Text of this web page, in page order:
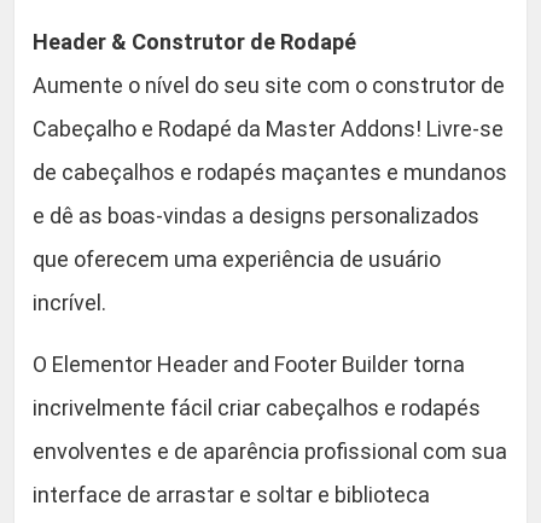
n
t
i
a
d
Header & Construtor de Rodapé
Aumente o nível do seu site com o construtor de
Cabeçalho e Rodapé da Master Addons! Livre-se
de cabeçalhos e rodapés maçantes e mundanos
e dê as boas-vindas a designs personalizados
que oferecem uma experiência de usuário
incrível.
O Elementor Header and Footer Builder torna
incrivelmente fácil criar cabeçalhos e rodapés
envolventes e de aparência profissional com sua
interface de arrastar e soltar e biblioteca